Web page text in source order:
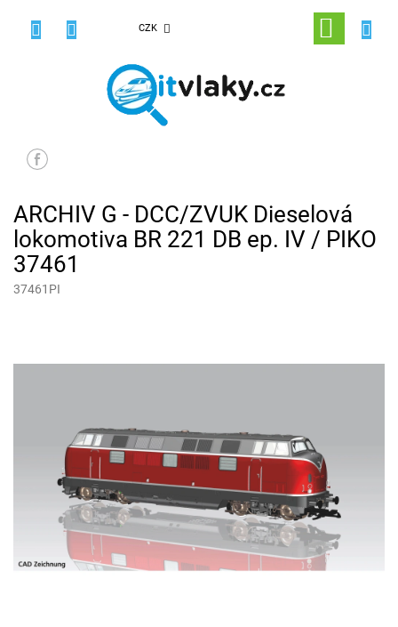
CZK
NÁKUPNÍ
KOŠÍK
ARCHIV G - DCC/ZVUK Dieselová
lokomotiva BR 221 DB ep. IV / PIKO
37461
37461PI